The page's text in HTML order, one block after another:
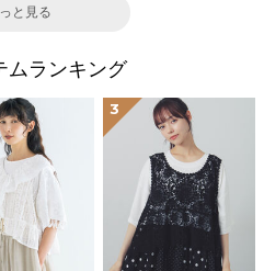
と見る
ムランキング
3